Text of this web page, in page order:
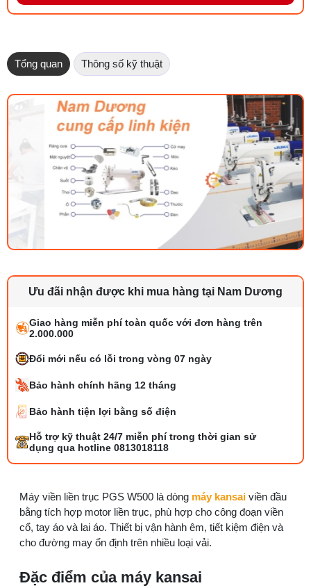
Tổng quan Thông số kỹ thuật
Ưu đãi nhận được khi mua hàng tại Nam Dương
Giao hàng miễn phí toàn quốc với đơn hàng trên
2.000.000
Đổi mới nếu có lỗi trong vòng 07 ngày
Bảo hành chính hãng 12 tháng
Bảo hành tiện lợi bằng số điện
Hỗ trợ kỹ thuật 24/7 miễn phí trong thời gian sử
dụng qua hotline 0813018118
Máy viền liền trục PGS W500 là dòng máy kansai viền đầu
bằng tích hợp motor liền trục, phù hợp cho công đoạn viền
cổ, tay áo và lai áo. Thiết bị vận hành êm, tiết kiệm điện và
cho đường may ổn định trên nhiều loại vải.
Đặc điểm của máy kansai
đáng mua
chỉ đúng
Máy vắt sổ Siruba Trung và Đài khác nhau
thế nào
Quy trình kiểm vải đầu vào và cách tính
điểm lỗi chuẩn
05/08/2026 10:52 AM
bỏ mũi
03/08/2026 10:22 AM